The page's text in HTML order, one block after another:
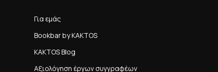
Για εμάς
Bookbar by KAKTOS
KAKTOS Blog
Αξιολόγηση έργων συγγραφέων